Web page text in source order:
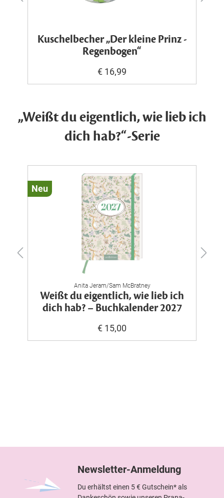
Kuschelbecher „Der kleine Prinz -
Regenbogen“
€ 16,99
„Weißt du eigentlich, wie lieb ich
dich hab?“-Serie
Neu
Anita Jeram/Sam McBratney
Weißt du eigentlich, wie lieb ich
dich hab? – Buchkalender 2027
€ 15,00
Newsletter-Anmeldung
Du erhältst einen 5 € Gutschein* als